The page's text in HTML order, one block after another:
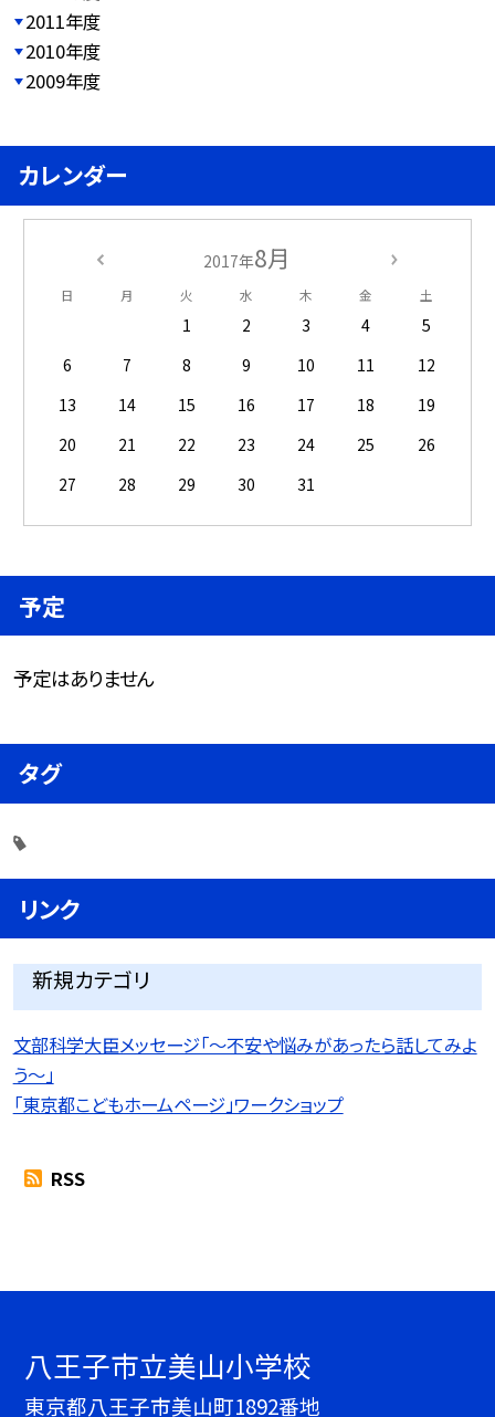
2011年度
2010年度
2009年度
カレンダー
2017年8月
日 月 火 水 木 金 土
1 2 3 4
5
6
7 8 9 10 11
12
13
14 15 16 17 18
19
20
21 22 23 24 25
26
27
28 29 30 31
予定
予定はありません
タグ
リンク
新規カテゴリ
文部科学大臣メッセージ「〜不安や悩みがあったら話してみよ
う〜」
「東京都こどもホームページ」ワークショップ
RSS
八王子市立美山小学校
東京都八王子市美山町1892番地